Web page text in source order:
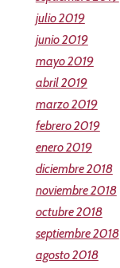
julio 2019
junio 2019
mayo 2019
abril 2019
marzo 2019
febrero 2019
enero 2019
diciembre 2018
noviembre 2018
octubre 2018
septiembre 2018
agosto 2018